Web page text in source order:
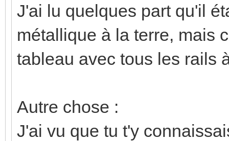
J'ai lu quelques part qu'il
métallique à la terre, mais
tableau avec tous les rails
Autre chose :
J'ai vu que tu t'y